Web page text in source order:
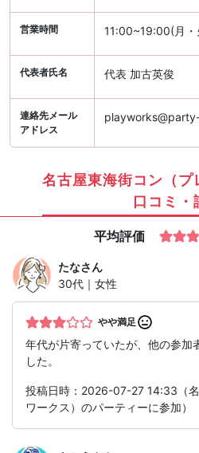
営業時間 11:00~19:00(月・
代表者氏名 代表 加古英俊
連絡先メール
アドレス
名古屋東海街コン（プ
口コミ・
平均評価
たなさん
30代｜女性
やや満足
年代が片寄っていたが、他の参加
した。
投稿日時：2026-07-27 14:33（
ワークス）のパーティーに参加）